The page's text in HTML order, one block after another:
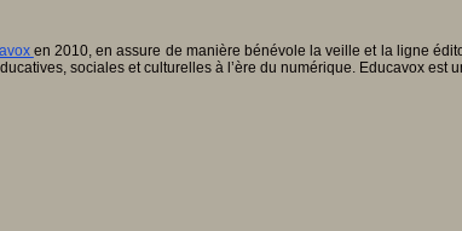
en 2010, en assure de manière bénévole la veille et la ligne
sociales et culturelles à l’ère du numérique. Educavox est